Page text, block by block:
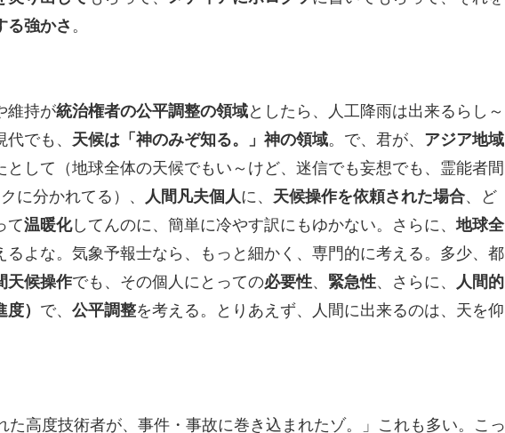
る強かさ 。
維持が統治権者の公平調整の領域としたら、人工降雨は出来るらし～
でも、 天候は「神のみぞ知る。」神の領域。で、君が、 アジア地域
として（地球全体の天候でもい～けど、迷信でも妄想でも、霊能者間
に分かれてる）、
人間凡夫個人に、 天候操作を依頼された場合、ど
て温暖化してんのに、簡単に冷やす訳にもゆかない。さらに、地球全
るよな。気象予報士なら、もっと細かく、専門的に考える。多少、都
天候操作でも、その個人にとっての必要性、 緊急性、さらに、 人間的
） で、 公平調整を考える。とりあえず、人間に出来るのは、天を仰
た高度技術者が、事件・事故に巻き込まれたゾ。」これも多い。こっ